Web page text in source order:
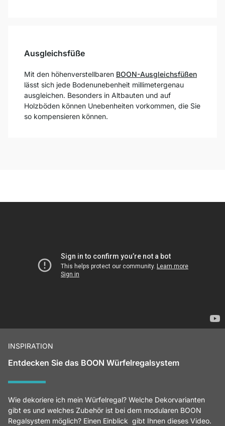
Ausgleichsfüße
Mit den höhenverstellbaren BOON-Ausgleichsfüßen
lässt sich jede Bodenunebenheit millimetergenau
ausgleichen. Besonders in Altbauten und auf
Holzböden können Unebenheiten vorkommen, die Sie
so kompensieren können.
INSPIRATION
Entdecken Sie das BOON Würfelregalsystem
Wie dekoriere ich mein Würfelregal? Welche Dekorvarianten
gibt es und welches Zubehör ist bei dem modularen BOON
Regalsystem möglich? Einen Einblick gibt Ihnen dieses Video.